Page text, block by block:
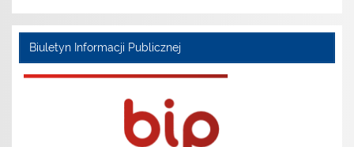
Biuletyn Informacji Publicznej